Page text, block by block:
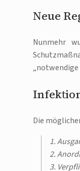
Neue
Nunmehr
Die
1.
2.
3.